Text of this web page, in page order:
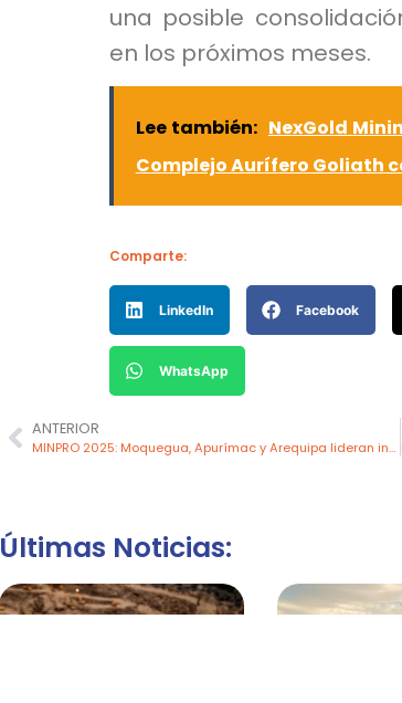
una posible
en los próximos meses.
Lee también: NexGold
Complejo Aurífero Goliath
Comparte:
LinkedIn Facebook
WhatsApp
ANTERIOR
MINPRO 2025: Moquegua, Apurímac y Arequipa lideran inversiones mineras por US$ 420 millones
Últimas Noticias: